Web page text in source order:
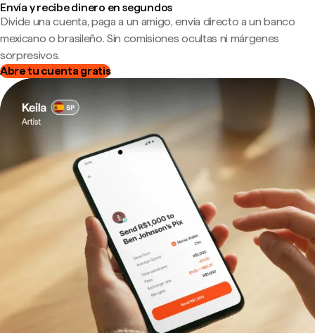
Envía y recibe dinero en segundos
Divide una cuenta, paga a un amigo, envía directo a un banco
mexicano o brasileño. Sin comisiones ocultas ni márgenes
sorpresivos.
Abre tu cuenta gratis